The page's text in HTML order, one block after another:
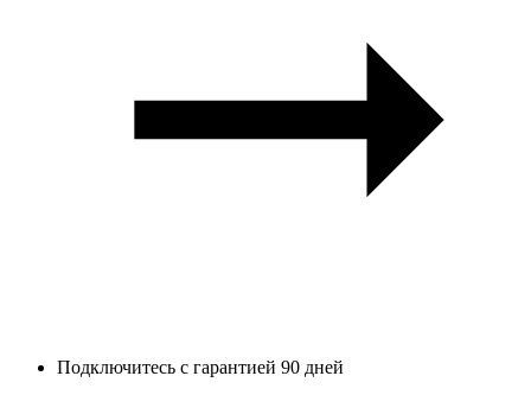
Подключитесь с гарантией 90 дней